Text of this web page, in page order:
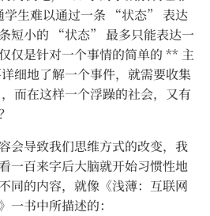
生难以通过一条 “状态” 表达
短小的 “状态” 最多只能表达一
仅是针对一个事情的简单的 ** 主
细地了解一个事件，就需要收集
而在这样一个浮躁的社会，又有
会导致我们思维方式的改变，我
一百来字后大脑就开始习惯性地
同的内容，就像《浅薄：互联网
一书中所描述的：